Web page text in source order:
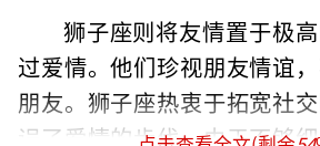
狮子座则将友情置于极
过爱情。他们珍视朋友情谊
朋友。狮子座热衷于拓宽社
误了爱情的步伐。由于不够